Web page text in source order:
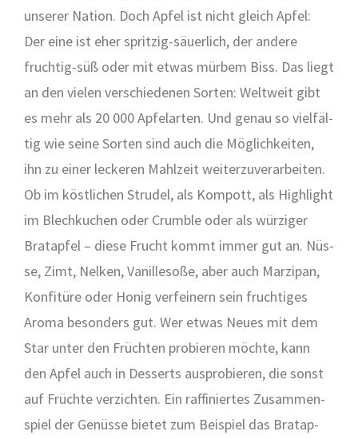
unse­rer Nati­on. Doch Apfel ist nicht gleich Apfel:
Der eine ist eher sprit­zig-säu­er­lich, der ande­re
fruch­tig-süß oder mit etwas mür­bem Biss. Das liegt
an den vie­len ver­schie­de­nen Sor­ten: Welt­weit gibt
es mehr als 20 000 Apfel­ar­ten. Und genau so viel­fäl­
tig wie sei­ne Sor­ten sind auch die Mög­lich­kei­ten,
ihn zu einer lecke­ren Mahl­zeit wei­ter­zu­ver­ar­bei­ten.
Ob im köst­li­chen Stru­del, als Kom­pott, als High­light
im Blech­ku­chen oder Crum­ble oder als wür­zi­ger
Brat­ap­fel – die­se Frucht kommt immer gut an. Nüs­
se, Zimt, Nel­ken, Vanil­le­so­ße, aber auch Mar­zi­pan,
Kon­fi­tü­re oder Honig ver­fei­nern sein fruch­ti­ges
Aro­ma beson­ders gut. Wer etwas Neu­es mit dem
Star unter den Früch­ten pro­bie­ren möch­te, kann
den Apfel auch in Des­serts aus­pro­bie­ren, die sonst
auf Früch­te ver­zich­ten. Ein raf­fi­nier­tes Zusam­men­
spiel der Genüs­se bie­tet zum Bei­spiel das Brat­ap­